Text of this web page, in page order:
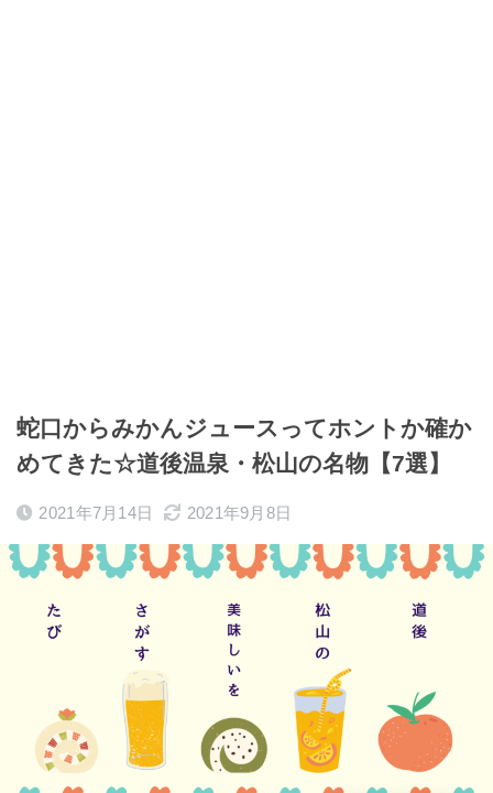
蛇口からみかんジュースってホントか確か
めてきた☆道後温泉・松山の名物【7選】
2021年7月14日 2021年9月8日